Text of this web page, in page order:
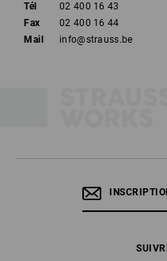
Tél
02 400 16 43
Fax
02 400 16 44
Mail
info@strauss.be